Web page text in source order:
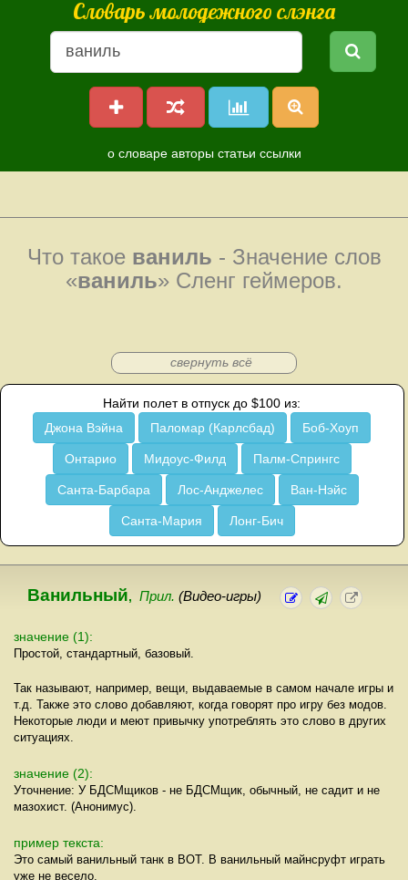
Словарь молодежного слэнга
о словаре авторы статьи ссылки
Что такое ваниль - Значение слов
«ваниль» Сленг геймеров.
свернуть всё
Найти полет в отпуск до $100 из:
Джона Вэйна
Паломар (Карлсбад) Боб-Хоуп
Онтарио Мидоус-Филд Палм-Спрингс
Санта-Барбара Лос-Анджелес Ван-Нэйс
Санта-Мария Лонг-Бич
Ванильный, Прил. (Видео-игры)
значение (1):
Простой, стандартный, базовый.
Так называют, например, вещи, выдаваемые в самом начале игры и
т.д. Также это слово добавляют, когда говорят про игру без модов.
Некоторые люди и меют привычку употреблять это слово в других
ситуациях.
значение (2):
Уточнение: У БДСМщиков - не БДСМщик, обычный, не садит и не
мазохист. (Анонимус).
пример текста:
Это самый ванильный танк в ВОТ. В ванильный майнсруфт играть
уже не весело.